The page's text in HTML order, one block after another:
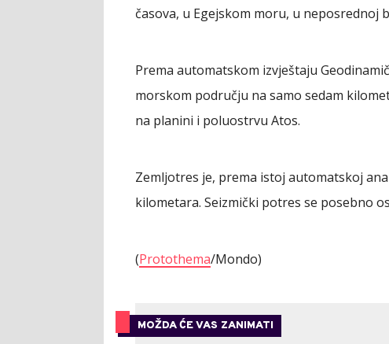
časova, u Egejskom moru, u neposrednoj
Prema automatskom izvještaju
morskom području na samo sedam
na planini i poluostrvu Atos.
Zemljotres je, prema istoj automatskoj
kilometara. Seizmički potres se posebno
(Protothema/Mondo)
MOŽDA ĆE VAS ZANIMATI